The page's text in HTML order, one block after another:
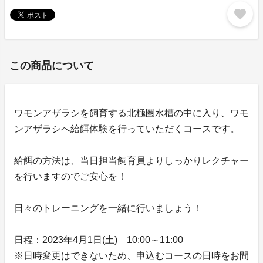
favorite
この商品について
ワモンアザラシを飼育する北極圏水槽の中に入り、ワモ
ンアザラシへ給餌体験を行っていただくコースです。
給餌の方法は、当日担当飼育員よりしっかりレクチャー
を行いますのでご安心を！
日々のトレーニングを一緒に行いましょう！
日程：2023年4月1日(土) 10:00～11:00
※日時変更はできないため、申込むコースの日時をお間